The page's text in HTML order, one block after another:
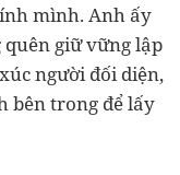
mình. Anh ấy
giữ vững lập
người đối diện,
bên trong để lấy